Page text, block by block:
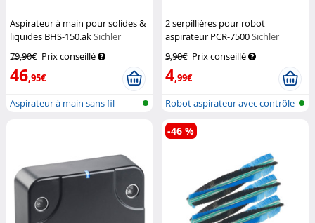
Aspirateur à main pour solides &
liquides BHS-150.akSichler
79,90€ Prix conseillé
46,95€
Aspirateur à main sans fil
2 serpillières pour robot
aspirateur PCR-7500Sichler
9,90€ Prix conseillé
4,99€
Robot aspirateur avec contrôle
par...
-46 %